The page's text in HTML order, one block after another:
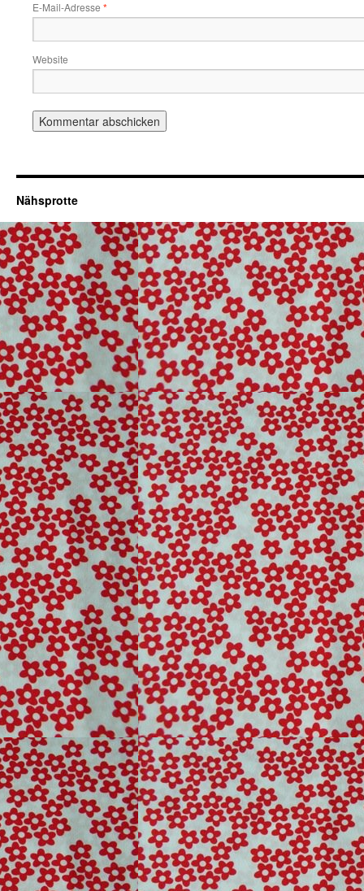
E-Mail-Adresse *
Website
Nähsprotte